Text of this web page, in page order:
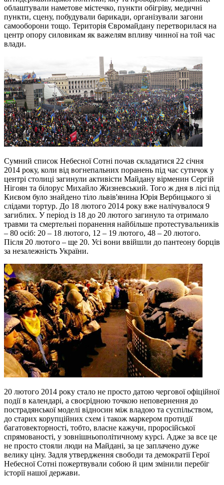
облаштували наметове містечко, пункти обігріву, медичні
пункти, сцену, побудували барикади, організували загони
самооборони тощо. Територія Євромайдану перетворилася на
центр опору силовикам як важелям впливу чинної на той час
влади.
Сумний список Небесної Сотні почав складатися 22 січня
2014 року, коли від вогнепальних поранень під час сутичок у
центрі столиці загинули активісти Майдану вірменин Сергій
Нігоян та білорус Михайло Жизневський. Того ж дня в лісі під
Києвом було знайдено тіло львів'янина Юрія Вербицького зі
слідами тортур. До 18 лютого 2014 року вже налічувалося 9
загиблих. У період із 18 до 20 лютого загинуло та отримало
травми та смертельні поранення найбільше протестувальників
– 80 осіб: 20 – 18 лютого, 12 – 19 лютого, 48 – 20 лютого.
Після 20 лютого – ще 20. Усі вони ввійшли до пантеону борців
за незалежність України.
20 лютого 2014 року стало не просто датою чергової офіційної
події в календарі, а своєрідною точкою неповернення до
пострадянської моделі відносин між владою та суспільством,
до старих корупційних схем і також маркером протидії
багатовекторності, тобто, власне кажучи, проросійської
спрямованості, у зовнішньополітичному курсі. Адже за все це
не просто стояли люди на Майдані, за це заплачено дуже
велику ціну. Задля утвердження свободи та демократії Герої
Небесної Сотні пожертвували собою й цим змінили перебіг
історії нашої держави.